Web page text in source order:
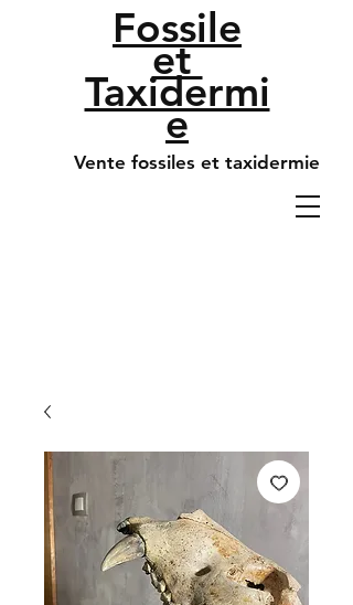
Fossile
et
Taxidermi
e
Vente fossiles et taxidermie